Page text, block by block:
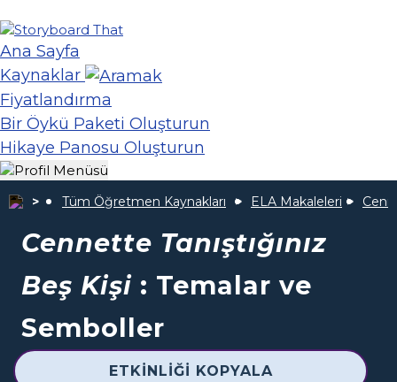
Ana Sayfa
Kaynaklar
Fiyatlandırma
Bir Öykü Paketi Oluşturun
Hikaye Panosu Oluşturun
Tüm Öğretmen Kaynakları ELA Makaleleri
Cennette Tanıştığınız
Beş Kişi : Temalar ve
Semboller
ETKINLIĞI KOPYALA